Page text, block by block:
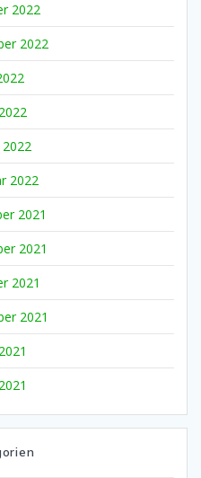
2022
2022
2022
2021
2021
2021
2021